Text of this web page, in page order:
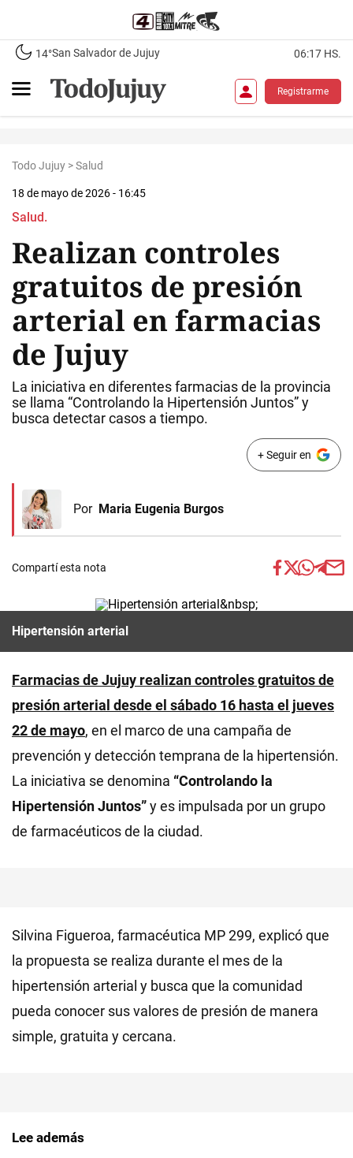
14°San Salvador de Jujuy 06:17 HS.
Registrarme
Todo Jujuy >Salud
18 de mayo de 2026 - 16:45
Salud.
Realizan controles
gratuitos de presión
arterial en farmacias
de Jujuy
La iniciativa en diferentes farmacias de la provincia
se llama “Controlando la Hipertensión Juntos” y
busca detectar casos a tiempo.
+ Seguir en
Por Maria Eugenia Burgos
Compartí esta nota
Hipertensión arterial
Farmacias de Jujuy realizan controles gratuitos de
presión arterial desde el sábado 16 hasta el jueves
22 de mayo, en el marco de una campaña de
prevención y detección temprana de la hipertensión.
La iniciativa se denomina “Controlando la
Hipertensión Juntos”y es impulsada por un grupo
de farmacéuticos de la ciudad.
Silvina Figueroa, farmacéutica MP 299, explicó que
la propuesta se realiza durante el mes de la
hipertensión arterial y busca que la comunidad
pueda conocer sus valores de presión de manera
simple, gratuita y cercana.
Lee además